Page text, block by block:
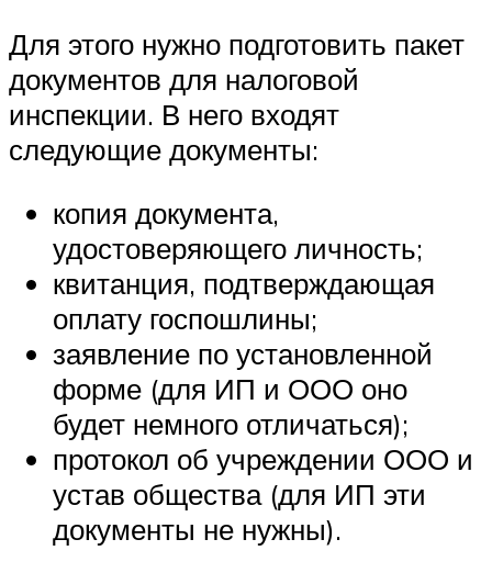
Для этого нужно подготовить пакет
документов для налоговой
инспекции. В него входят
следующие документы:
копия документа,
удостоверяющего личность;
квитанция, подтверждающая
оплату госпошлины;
заявление по установленной
форме (для ИП и ООО оно
будет немного отличаться);
протокол об учреждении ООО и
устав общества (для ИП эти
документы не нужны).